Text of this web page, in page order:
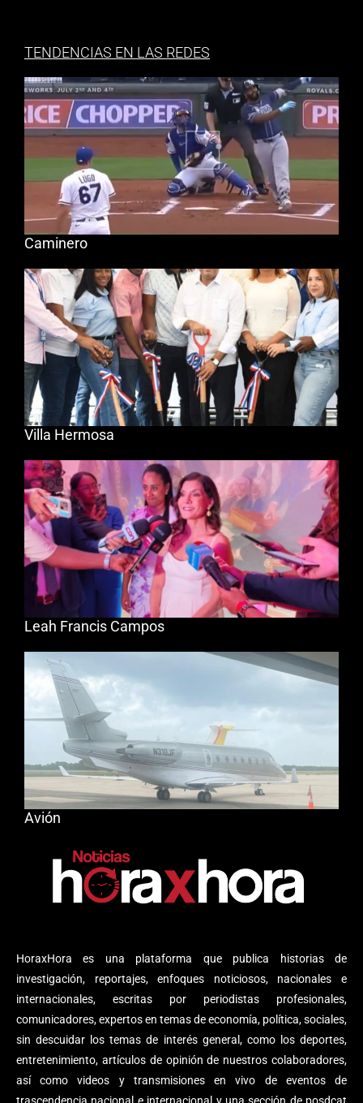
HoraxHora es una plataforma que publica historias de
investigación, reportajes, enfoques noticiosos, nacionales e
internacionales, escritas por periodistas profesionales,
comunicadores, expertos en temas de economía, política, sociales,
sin descuidar los temas de interés general, como los deportes,
entretenimiento, artículos de opinión de nuestros colaboradores,
así como videos y transmisiones en vivo de eventos de
TENDENCIAS EN LAS REDES
Caminero
Villa Hermosa
Leah Francis Campos
Avión